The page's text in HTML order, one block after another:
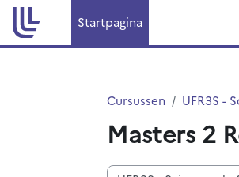
Ga naar hoofdinhoud
Startpagina
Cursussen UFR3S -
Masters 2